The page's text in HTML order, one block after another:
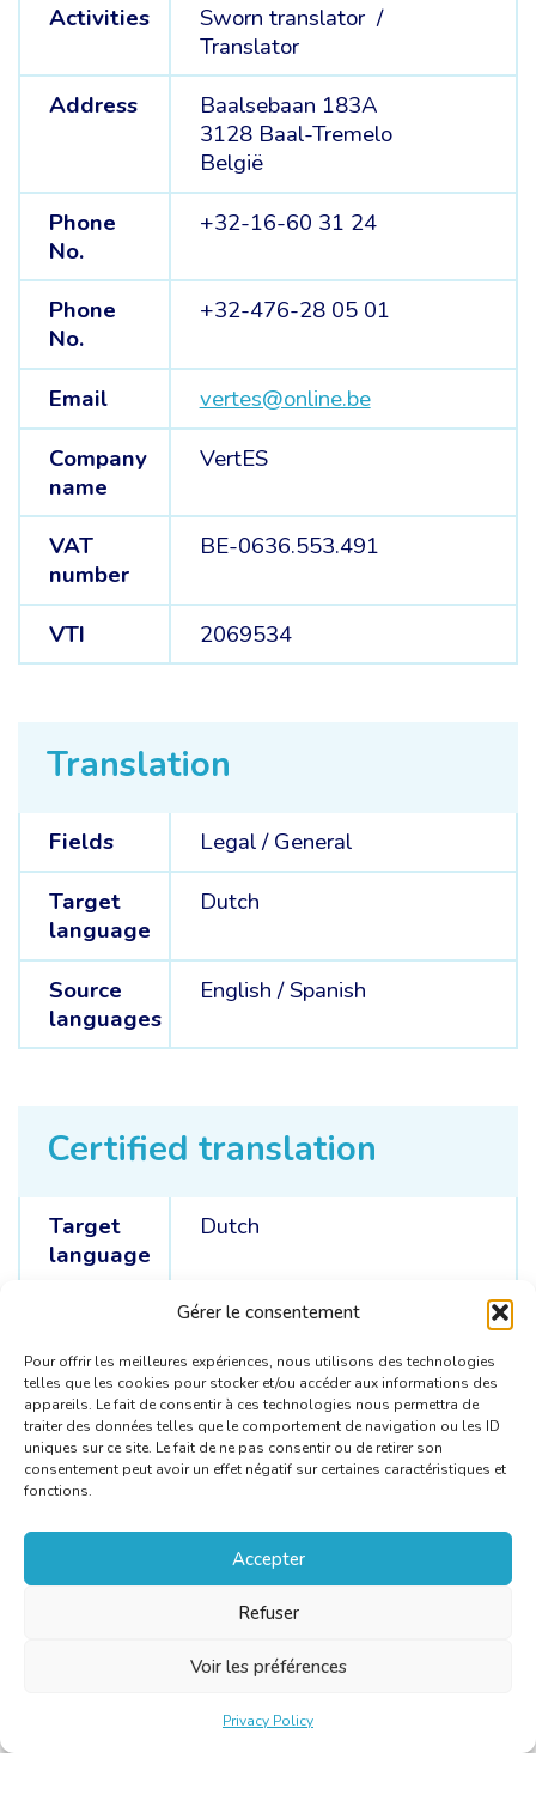
Gérer le consentement
Pour offrir les meilleures expériences, nous utilisons des technologies
telles que les cookies pour stocker et/ou accéder aux informations des
appareils. Le fait de consentir à ces technologies nous permettra de
traiter des données telles que le comportement de navigation ou les ID
uniques sur ce site. Le fait de ne pas consentir ou de retirer son
consentement peut avoir un effet négatif sur certaines caractéristiques et
fonctions.
Accepter
Refuser
Voir les préférences
Privacy Policy
Activities
Sworn translator /
Translator
Address
Baalsebaan 183A
3128 Baal-Tremelo
België
Phone
No.
+32-16-60 31 24
Phone
No.
+32-476-28 05 01
Email
vertes@online.be
Company
name
VertES
VAT
number
BE-0636.553.491
VTI 2069534
Translation
Fields Legal /General
Target
language
Dutch
Source
languages
English /Spanish
Certified translation
Target
language
Dutch
English /Spanish /